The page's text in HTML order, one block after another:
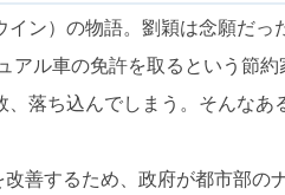
イン）の物語。劉穎は念願だ
ル車の免許を取るという節
落ち込んでしまう。そんなあ
善するため、政府が都市部